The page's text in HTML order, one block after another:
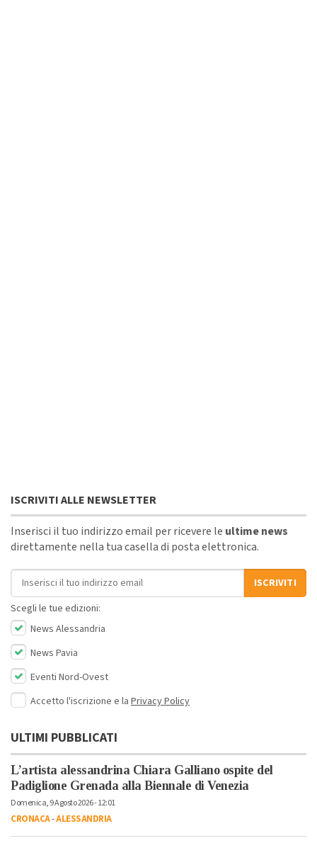
ISCRIVITI ALLE NEWSLETTER
Inserisci il tuo indirizzo email per ricevere le ultime news
direttamente nella tua casella di posta elettronica.
Indirizzo email
ISCRIVITI
Scegli le tue edizioni:
News Alessandria
News Pavia
Eventi Nord-Ovest
Accetto l'iscrizione e la Privacy Policy
ULTIMI PUBBLICATI
L’artista alessandrina Chiara Galliano ospite del
Padiglione Grenada alla Biennale di Venezia
Domenica, 9 Agosto 2026 - 12:01
CRONACA-ALESSANDRIA